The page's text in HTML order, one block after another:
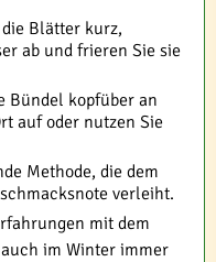
Blätter kurz,
ab und frieren Sie sie
Bündel kopfüber an
auf oder nutzen Sie
Methode, die dem
verleiht.
mit dem
im Winter immer